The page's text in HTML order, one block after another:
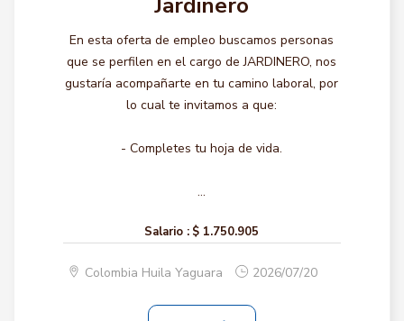
En esta oferta de empleo buscamos personas
que se perfilen en el cargo de JARDINERO, nos
gustaría acompañarte en tu camino laboral, por
lo cual te invitamos a que:
- Completes tu hoja de vida.
...
Salario : $ 1.750.905
Colombia Huila Yaguara 2026/07/20